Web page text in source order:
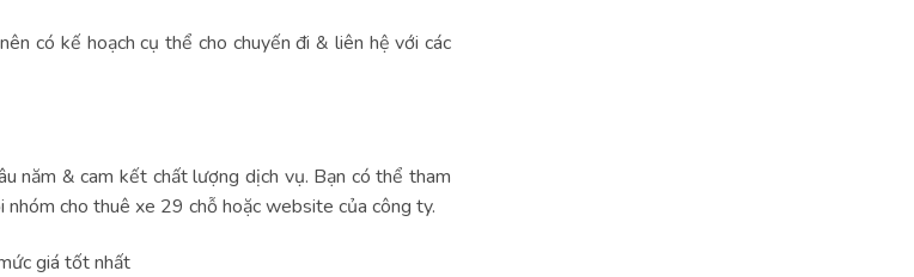
có kế hoạch cụ thể cho chuyến đi & liên hệ với các
năm & cam kết chất lượng dịch vụ. Bạn có thể tham
cho thuê xe 29 chỗ hoặc website của công ty.